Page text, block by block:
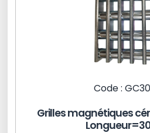
Code :
Grilles magnétiques